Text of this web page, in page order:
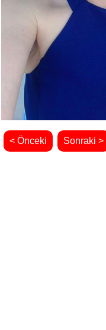
< Önceki Sonraki >